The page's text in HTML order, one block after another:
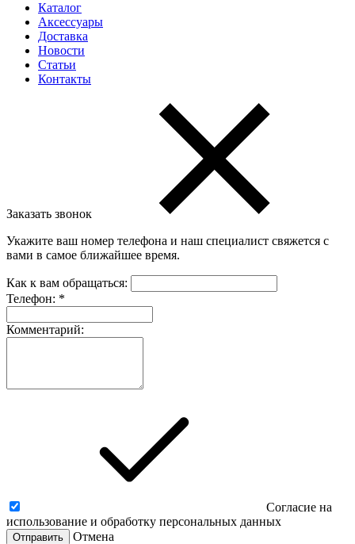
Каталог
Аксессуары
Доставка
Новости
Статьи
Контакты
Заказать звонок
Укажите ваш номер телефона и наш специалист свяжется с
вами в самое ближайшее время.
Как к вам обращаться:
Телефон: *
Комментарий:
Согласие на
использование и обработку персональных данных
Отмена